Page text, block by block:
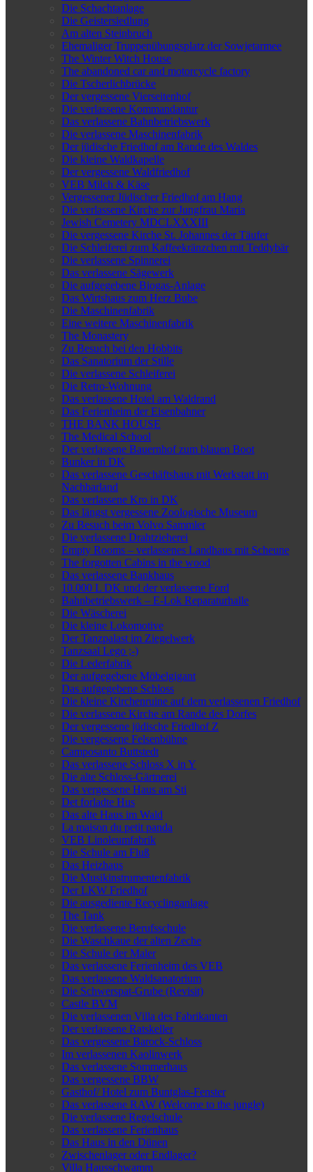
Die Schachtanlage
Die Geistersiedlung
Am alten Steinbruch
Ehemaliger Truppenübungsplatz der Sowjetarmee
The Winter Witch House
The abandoned car and motorcycle factory
Die Tscherlichbrücke
Der vergessene Vierseitenhof
Die verlassene Kommandantur
Das verlassene Bahnbetriebswerk
Die verlassene Maschinenfabrik
Der jüdische Friedhof am Rande des Waldes
Die kleine Waldkapelle
Der vergessene Waldfriedhof
VEB Milch & Käse
Vergessener Jüdischer Friedhof am Hang
Die verlassene Kirche zur Jungfrau Maria
Jewish Cemetery MDCLXXXIII
Die vergessene Kirche St. Johannes der Täufer
Die Schleiferei zum Kaffeekränzchen mit Teddybär
Die verlassene Spinnerei
Das verlassene Sägewerk
Die aufgegebene Biogas-Anlage
Das Wirtshaus zum Herz Bube
Die Maschinenfabrik
Eine weitere Maschinenfabrik
The Monastery
Zu Besuch bei den Hobbits
Das Sanatorium der Stille
Die verlassene Schleiferei
Die Retro-Wohnung
Das verlassene Hotel am Waldrand
Das Ferienheim der Eisenbahner
THE BANK HOUSE
The Medical School
Der verlassene Bauernhof zum blauen Boot
Bunker in DK
Das verlassene Geschäftshaus mit Werkstatt im
Nachbarland
Das verlassene Kro in DK
Das längst vergessene Zoologische Museum
Zu Besuch beim Volvo Sammler
Die verlassene Drahtzieherei
Empty Rooms – verlassenes Landhaus mit Scheune
The forgotten Cabins in the wood
Das verlassene Bankhaus
10.000 L DK und der verlassene Ford
Bahnbetriebswerk – E-Lok Reparaturhalle
Die Wäscherei
Die kleine Lokomotive
Der Tanzpalast im Ziegelwerk
Tanzsaal Lego ;-)
Die Lederfabrik
Der aufgegebene Möbelgigant
Das aufgegebene Schloss
Die kleine Kirchenruine auf dem verlassenen Friedhof
Die verlassene Kirche am Rande des Dorfes
Der vergessene jüdische Friedhof Z
Die vergessene Felsenbühne
Camposanto Buttstedt
Das verlassene Schloss X in Y
Die alte Schloss-Gärtnerei
Das vergessene Haus am Sti
Det forladte Hus
Das alte Haus im Wald
La maison du petit panda
VEB Linoleumfabrik
Die Schule am Fluß
Das Heizhaus
Die Musikinstrumentenfabrik
Der LKW Friedhof
Die ausgediente Recyclinganlage
The Tank
Die verlassene Berufsschule
Die Waschkaue der alten Zeche
Die Schule der Maler
Das verlassene Ferienheim des VEB
Das verlassene Waldsanatorium
Die Schwerspat-Grube (Revisit)
Castle BVM
Die verlassenen Villa des Fabrikanten
Der verlassene Ratskeller
Das vergessene Barock-Schloss
Im verlassenen Kaolinwerk
Das verlassene Sommerhaus
Das vergessene BBW
Gasthof/ Hotel zum Buntglas-Fenster
Das verlassene RAW (Welcome to the jungle)
Die verlassene Regelschule
Das verlassene Ferienhaus
Das Haus in den Dünen
Zwischenlager oder Endlager?
Villa Hausschwamm